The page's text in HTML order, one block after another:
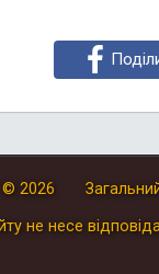
© 2026
не несе